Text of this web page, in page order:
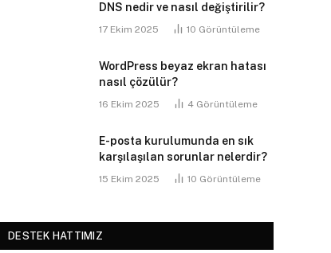
DNS nedir ve nasıl değiştirilir?
17 Ekim 2025 10 Görüntüleme
WordPress beyaz ekran hatası
nasıl çözülür?
16 Ekim 2025 4 Görüntüleme
E-posta kurulumunda en sık
karşılaşılan sorunlar nelerdir?
15 Ekim 2025 10 Görüntüleme
DESTEK HATTIMIZ